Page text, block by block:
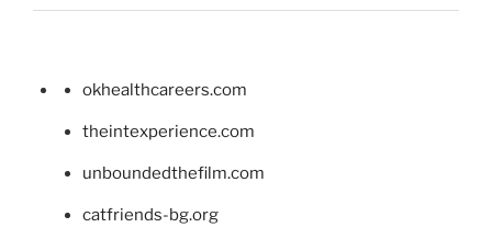
okhealthcareers.com
theintexperience.com
unboundedthefilm.com
catfriends-bg.org